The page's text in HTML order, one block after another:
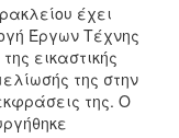
έχει
Έργων Τέχνης
εικαστικής
της στην
της. Ο